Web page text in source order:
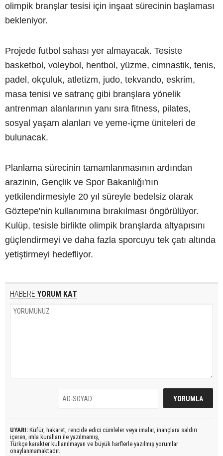
olimpik branşlar tesisi için inşaat sürecinin başlaması
bekleniyor.
Projede futbol sahası yer almayacak. Tesiste
basketbol, voleybol, hentbol, yüzme, cimnastik, tenis,
padel, okçuluk, atletizm, judo, tekvando, eskrim,
masa tenisi ve satranç gibi branşlara yönelik
antrenman alanlarının yanı sıra fitness, pilates,
sosyal yaşam alanları ve yeme-içme üniteleri de
bulunacak.
Planlama sürecinin tamamlanmasının ardından
arazinin, Gençlik ve Spor Bakanlığı'nın
yetkilendirmesiyle 20 yıl süreyle bedelsiz olarak
Göztepe'nin kullanımına bırakılması öngörülüyor.
Kulüp, tesisle birlikte olimpik branşlarda altyapısını
güçlendirmeyi ve daha fazla sporcuyu tek çatı altında
yetiştirmeyi hedefliyor.
HABERE YORUM KAT
UYARI: Küfür, hakaret, rencide edici cümleler veya imalar, inançlara saldırı
içeren, imla kuralları ile yazılmamış,
Türkçe karakter kullanılmayan ve büyük harflerle yazılmış yorumlar
onaylanmamaktadır.